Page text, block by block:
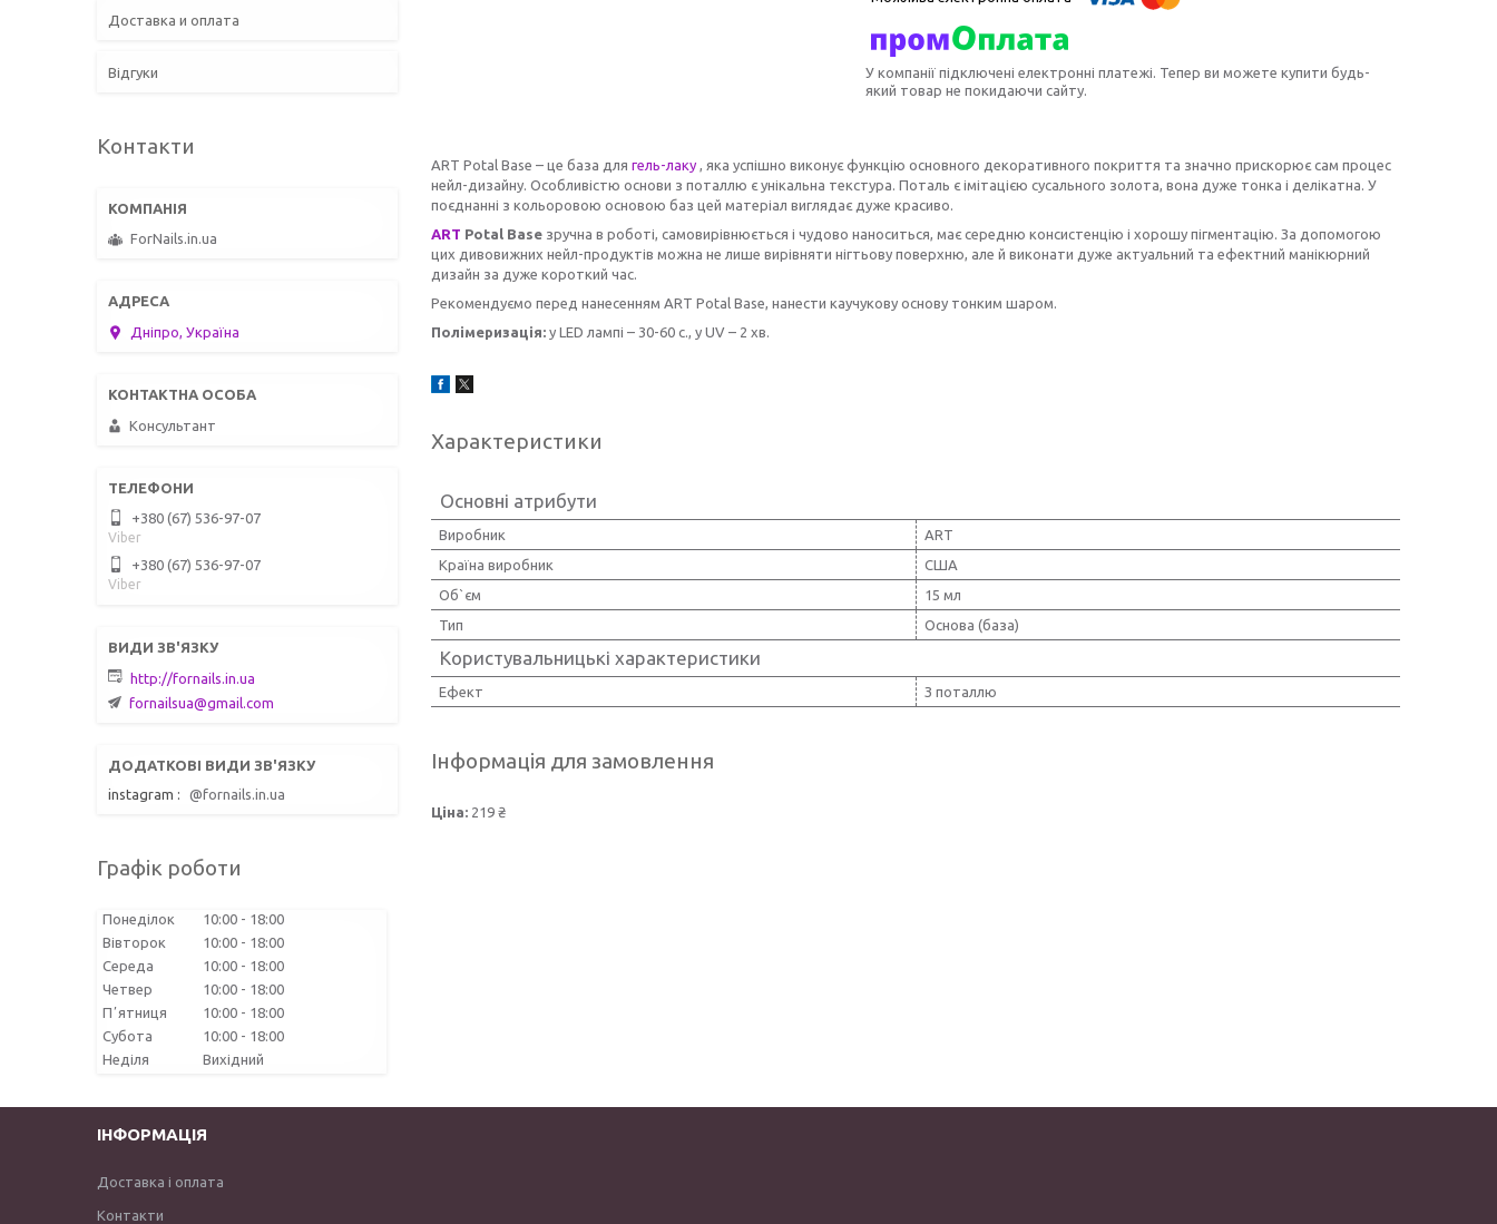
У компанії підключені електронні платежі. Тепер ви можете купити будь-
який товар не покидаючи сайту.
ART Potal Base – це база для гель-лаку , яка успішно виконує функцію основного декоративного покриття та значно прискорює сам процес
нейл-дизайну. Особливістю основи з поталлю є унікальна текстура. Поталь є імітацією сусального золота, вона дуже тонка і делікатна. У
поєднанні з кольоровою основою баз цей матеріал виглядає дуже красиво.
ART Potal Base зручна в роботі, самовирівнюється і чудово наноситься, має середню консистенцію і хорошу пігментацію. За допомогою
цих дивовижних нейл-продуктів можна не лише вирівняти нігтьову поверхню, але й виконати дуже актуальний та ефектний манікюрний
дизайн за дуже короткий час.
Рекомендуємо перед нанесенням ART Potal Base, нанести каучукову основу тонким шаром.
Полімеризація: у LED лампі – 30-60 с., у UV – 2 хв.
Характеристики
Основні атрибути
Виробник
ART
Країна виробник
США
Об`єм
15 мл
Тип
Основа (база)
Користувальницькі характеристики
Ефект З поталлю
Інформація для замовлення
Ціна: 219 ₴
Доставка и оплата
Відгуки
Контакти
ForNails.in.ua
Дніпро, Україна
Консультант
+380 (67) 536-97-07
Viber
+380 (67) 536-97-07
Viber
http://fornails.in.ua
fornailsua@gmail.com
instagram @fornails.in.ua
Графік роботи
Понеділок 10:00
18:00
Вівторок
10:00
18:00
Середа
10:00
18:00
Четвер
10:00
18:00
Пʼятниця
10:00
18:00
Субота
10:00
18:00
Неділя
Вихідний
ІНФОРМАЦІЯ
Доставка і оплата
Контакти